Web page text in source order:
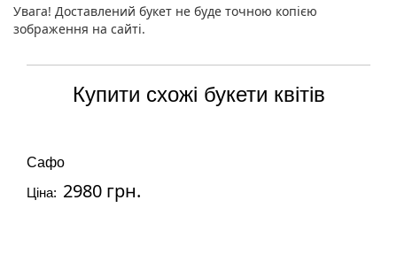
Увага! Доставлений букет не буде точною копією
зображення на сайті.
Купити схожі букети квітів
Сафо
Ціна: 2980 грн.